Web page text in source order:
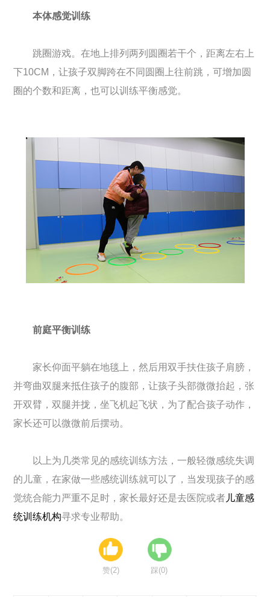
本体感觉训练
跳圈游戏。在地上排列两列圆圈若干个，距离左右上
下10CM，让孩子双脚跨在不同圆圈上往前跳，可增加圆
圈的个数和距离，也可以训练平衡感觉。
前庭平衡训练
家长仰面平躺在地毯上，然后用双手扶住孩子肩膀，
并弯曲双腿来抵住孩子的腹部，让孩子头部微微抬起，张
开双臂，双腿并拢，坐飞机起飞状，为了配合孩子动作，
家长还可以微微前后摆动。
以上为几类常见的感统训练方法，一般轻微感统失调
的儿童，在家做一些感统训练就可以了，当发现孩子的感
觉统合能力严重不足时，家长最好还是去医院或者 儿童感
统训练机构寻求专业帮助。
赞(2) 踩(0)